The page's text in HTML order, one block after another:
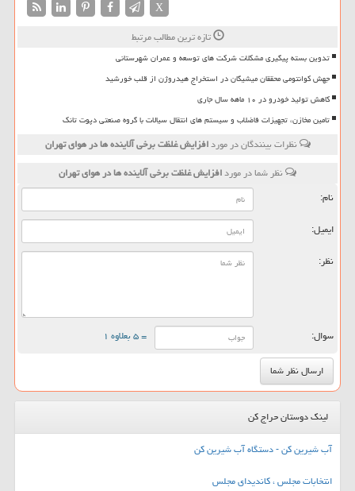
X
تازه ترین مطالب مرتبط
تدوین بسته پیگیری مشکلات شرکت های توسعه و عمران شهرستانی
جهش کوانتومی محققان میشیگان در استخراج هیدروژن از قلب خورشید
کاهش تولید خودرو در ۱۰ ماهه سال جاری
تامین مخازن، تجهیزات فاضلاب و سیستم های انتقال سیالات با گروه صنعتی دپوت تانک
نظرات بینندگان در موردافزایش غلظت برخی آلاینده ها در هوای تهران
نظر شما در موردافزایش غلظت برخی آلاینده ها در هوای تهران
نام:
ایمیل:
نظر:
سوال: = ۵ بعلاوه ۱
لینک دوستان حراج کن
آب شیرین کن - دستگاه آب شیرین کن
انتخابات مجلس ، کاندیدای مجلس